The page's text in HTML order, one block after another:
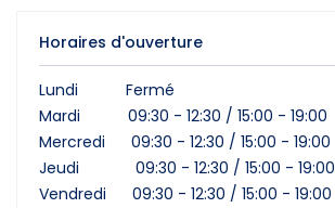
Horaires d'ouverture
Lundi Fermé
Mardi 09:30 - 12:30 / 15:00 - 19:00
Mercredi 09:30 - 12:30 / 15:00 - 19:00
Jeudi 09:30 - 12:30 / 15:00 - 19:00
Vendredi 09:30 - 12:30 / 15:00 - 19:00